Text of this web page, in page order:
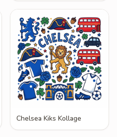
Chelsea Kiks Kollage